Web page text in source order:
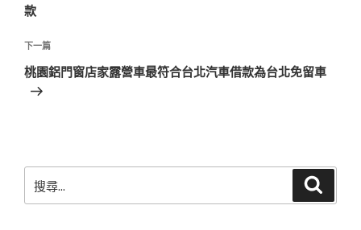
覽
篇
章
款
下
一
篇
下一篇
桃園鋁門窗店家露營車最符合台北汽車借款為台北免留車
尋